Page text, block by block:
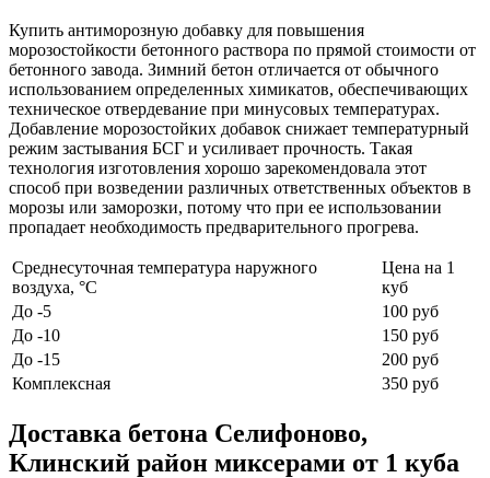
Купить антиморозную добавку для повышения
морозостойкости бетонного раствора по прямой стоимости от
бетонного завода. Зимний бетон отличается от обычного
использованием определенных химикатов, обеспечивающих
техническое отвердевание при минусовых температурах.
Добавление морозостойких добавок снижает температурный
режим застывания БСГ и усиливает прочность. Такая
технология изготовления хорошо зарекомендовала этот
способ при возведении различных ответственных объектов в
морозы или заморозки, потому что при ее использовании
пропадает необходимость предварительного прогрева.
Среднесуточная температура наружного
воздуха, °C
Цена на 1
куб
До -5
100 руб
До -10
150 руб
До -15
200 руб
Комплексная
350 руб
Доставка бетона Селифоново,
Клинский район миксерами от 1 куба